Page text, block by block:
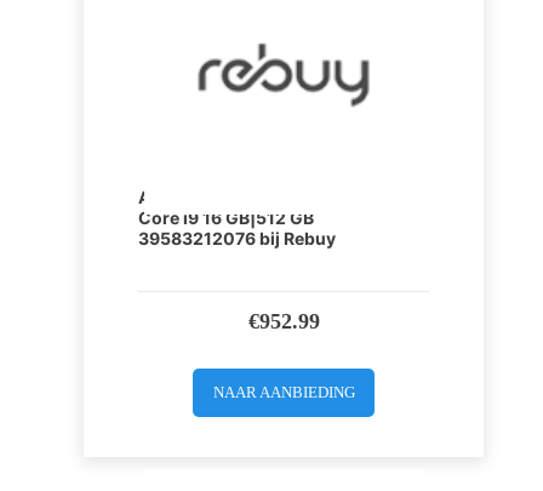
Apple MacBook Pro 15 inch Intel
Core i9 16 GB|512 GB
39583212076 bij Rebuy
€952.99
NAAR AANBIEDING